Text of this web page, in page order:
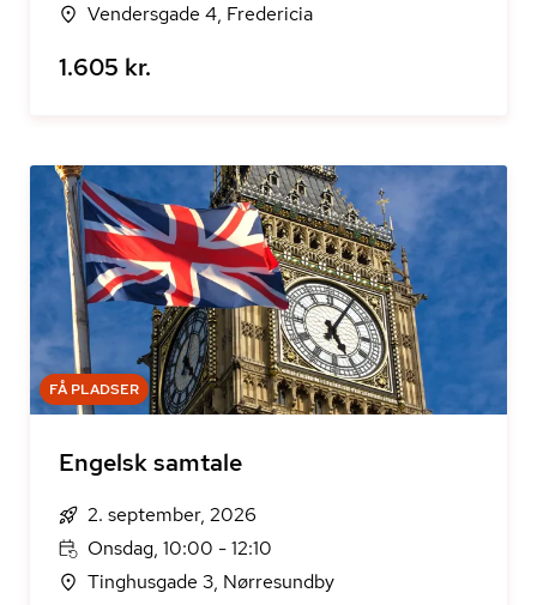
Vendersgade 4, Fredericia
1.605 kr.
FÅ PLADSER
Engelsk samtale
2. september, 2026
Onsdag, 10:00 - 12:10
Tinghusgade 3, Nørresundby